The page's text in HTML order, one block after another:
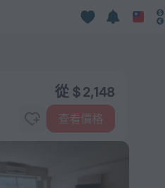
從 $ 2,148
查看價格